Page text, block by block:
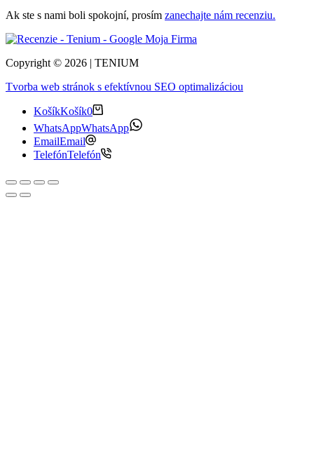
Ak ste s nami boli spokojní, prosím zanechajte nám recenziu.
Copyright © 2026 | TENIUM
Tvorba web stránok s efektívnou SEO optimalizáciou
KošíkKošík0
WhatsAppWhatsApp
EmailEmail
TelefónTelefón